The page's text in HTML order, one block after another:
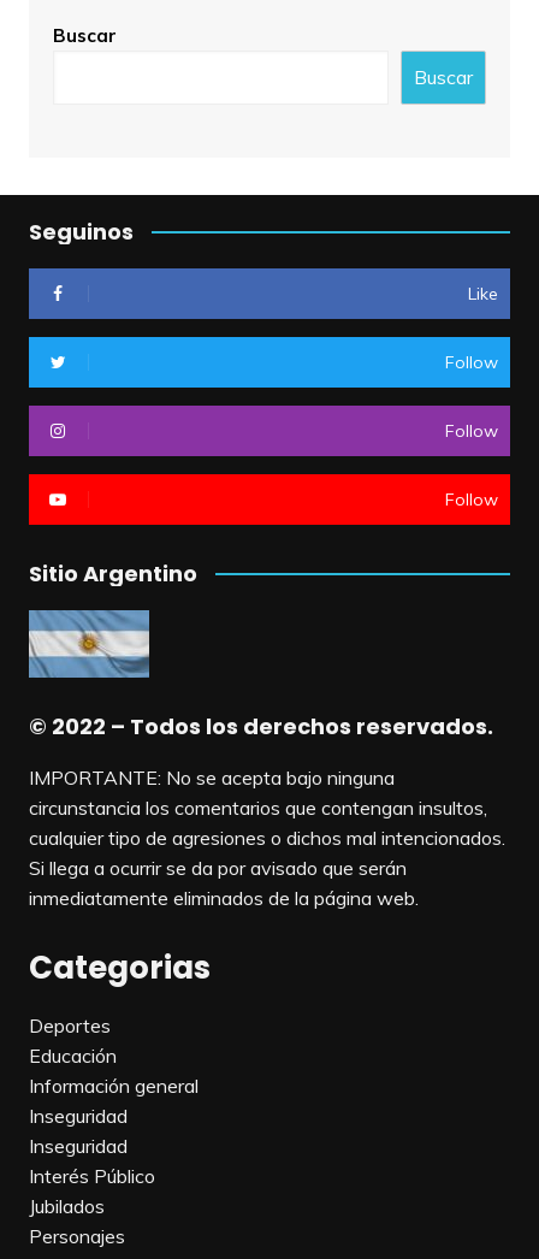
Buscar
Buscar
Seguinos
Like
Follow
Follow
Follow
Sitio Argentino
© 2022 – Todos los derechos reservados.
IMPORTANTE: No se acepta bajo ninguna
circunstancia los comentarios que contengan insultos,
cualquier tipo de agresiones o dichos mal intencionados.
Si llega a ocurrir se da por avisado que serán
inmediatamente eliminados de la página web.
Categorias
Deportes
Educación
Información general
Inseguridad
Inseguridad
Interés Público
Jubilados
Personajes